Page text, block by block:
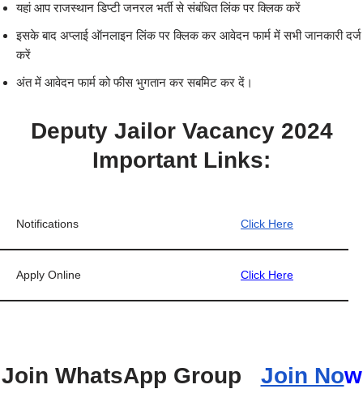
यहां आप राजस्थान डिप्टी जनरल भर्ती से संबंधित लिंक पर क्लिक करें
इसके बाद अप्लाई ऑनलाइन लिंक पर क्लिक कर आवेदन फार्म में सभी जानकारी दर्ज
करें
अंत में आवेदन फार्म को फीस भुगतान कर सबमिट कर दें।
Deputy Jailor Vacancy 2024
Important Links:
Notifications Click Here
Apply Online Click Here
Join WhatsApp Group Join Now